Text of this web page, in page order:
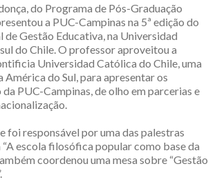
do Programa de Pós-Graduação
a PUC-Campinas na 5ª edição do
Gestão Educativa, na Universidad
do Chile. O professor aproveitou a
Universidad Católica do Chile, uma
América do Sul, para apresentar os
PUC-Campinas, de olho em parcerias e
foi responsável por uma das palestras
escola filosófica popular como base da
coordenou uma mesa sobre “Gestão